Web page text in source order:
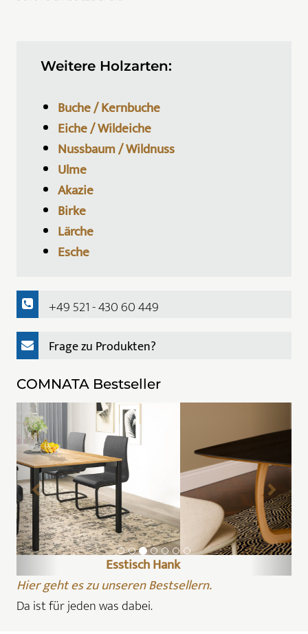
Weitere Holzarten:
Buche / Kernbuche
Eiche / Wildeiche
Nussbaum / Wildnuss
Ulme
Akazie
Birke
Lärche
Esche
+49 521 - 430 60 449
Frage zu Produkten?
COMNATA Bestseller
Hier geht es zu unseren Bestsellern.
Da ist für jeden was dabei.